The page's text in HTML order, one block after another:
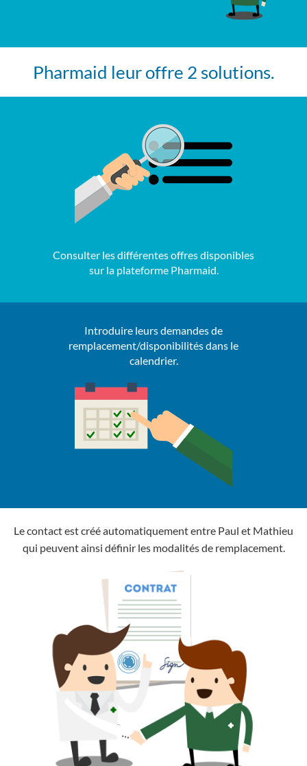
Pharmaid leur offre 2 solutions.
Consulter les différentes offres disponibles
sur la plateforme Pharmaid.
Introduire leurs demandes de
remplacement/disponibilités dans le
calendrier.
Le contact est créé automatiquement entre Paul et Mathieu
qui peuvent ainsi définir les modalités de remplacement.